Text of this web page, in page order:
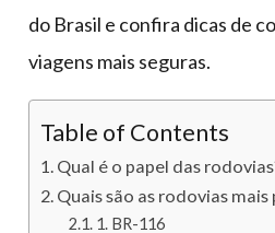
do Brasil e confira dicas de
viagens mais seguras.
Table of Contents
Qual é o papel das
Quais são as rodovias
1. BR-116